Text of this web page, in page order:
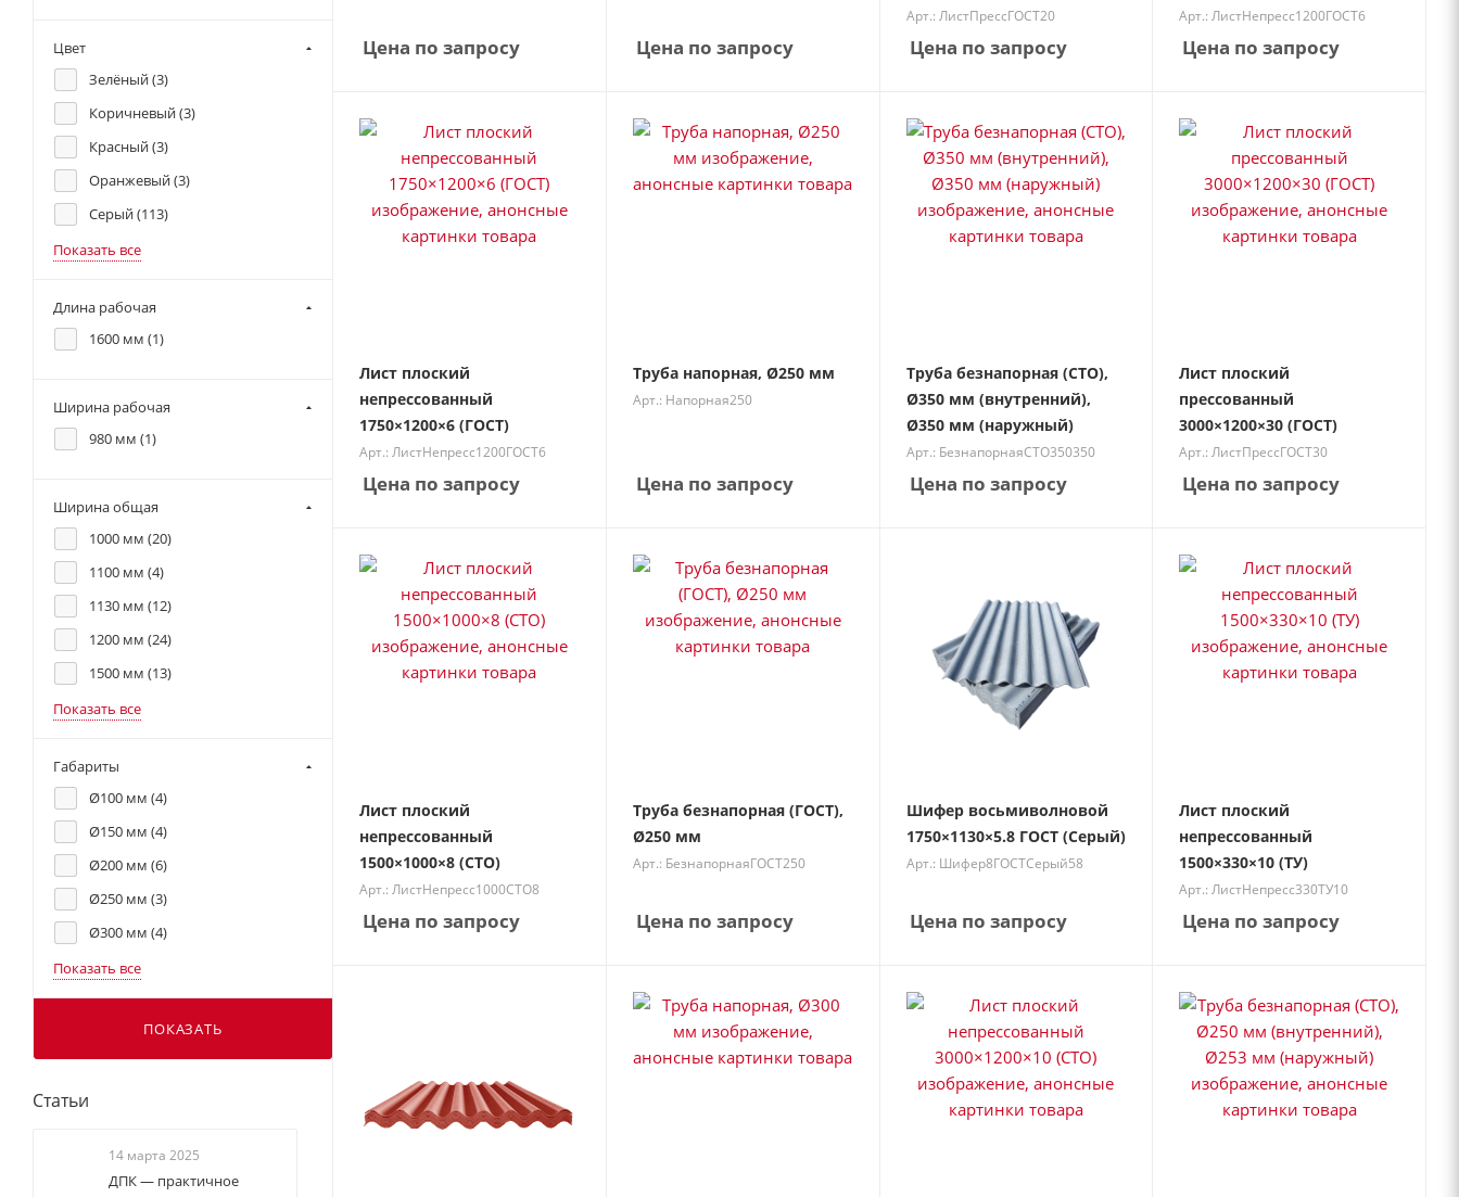
Цена по запросу Цена по запросу
Арт.: ЛистПрессГОСТ20
Цена по запросу
Арт.: ЛистНепресс1200ГОСТ6
Цена по запросу
Лист плоский
непрессованный
1750×1200×6 (ГОСТ)
Арт.: ЛистНепресс1200ГОСТ6
Цена по запросу
Труба напорная, Ø250 мм
Арт.: Напорная250
Цена по запросу
Труба безнапорная (СТО),
Ø350 мм (внутренний),
Ø350 мм (наружный)
Арт.: БезнапорнаяСТО350350
Цена по запросу
Лист плоский
прессованный
3000×1200×30 (ГОСТ)
Арт.: ЛистПрессГОСТ30
Цена по запросу
Лист плоский
непрессованный
1500×1000×8 (СТО)
Арт.: ЛистНепресс1000СТО8
Цена по запросу
Труба безнапорная (ГОСТ),
Ø250 мм
Арт.: БезнапорнаяГОСТ250
Цена по запросу
Шифер восьмиволновой
1750×1130×5.8 ГОСТ (Серый)
Арт.: Шифер8ГОСТСерый58
Цена по запросу
Лист плоский
непрессованный
1500×330×10 (ТУ)
Арт.: ЛистНепресс330ТУ10
Цена по запросу
Цвет
Зелёный (3)
Коричневый (3)
Красный (3)
Оранжевый (3)
Серый (113)
Показать все
Длина рабочая
1600 мм (1)
Ширина рабочая
980 мм (1)
Ширина общая
1000 мм (20)
1100 мм (4)
1130 мм (12)
1200 мм (24)
1500 мм (13)
Показать все
Габариты
Ø100 мм (4)
Ø150 мм (4)
Ø200 мм (6)
Ø250 мм (3)
Ø300 мм (4)
Показать все
ПОКАЗАТЬ
Статьи
14 марта 2025
ДПК — практичное